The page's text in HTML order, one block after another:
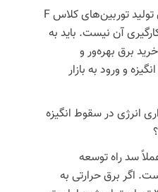
امروز شرکت‌های ایرانی توان تولید توربین‌های کلاس F
آن نیست. باید به
برق بهره‌ور و
و ورود به بازار
انرژی در سقوط انگیزه
سد راه توسعه
اگر برق حرارتی به